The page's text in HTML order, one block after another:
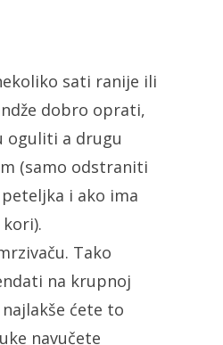
sati ranije ili
dobro oprati,
oguliti a drugu
(samo odstraniti
i ako ima
Tako
na krupnoj
ćete to
navučete